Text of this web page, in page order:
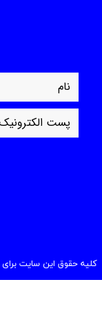
کلیه حقوق این سایت برای